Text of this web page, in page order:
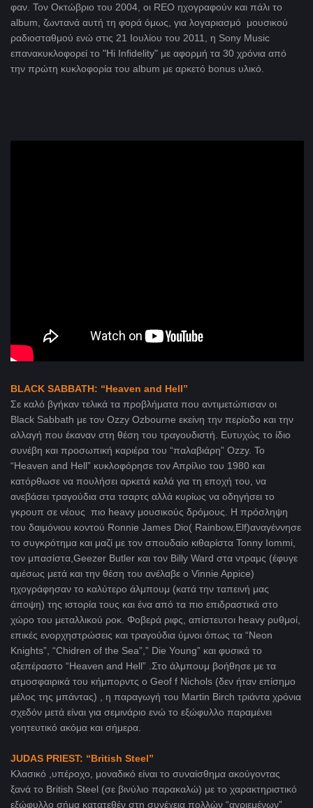
φαν. Τον Οκτώβριο του 2004, οι REO ηχογραφούν και πάλι το
album, ζωντανά αυτή τη φορά όμως, για λογαριασμό μουσικού
ραδιοσταθμού ενώ στις 21 Ιουλίου του 2011, η Sony Music
επανακυκλοφορεί το "Hi Infidelity" με αφορμή τα 30 χρόνια από
την πρώτη κυκλοφορία του album με αρκετό bonus υλικό.
BLACK SABBATH: “Heaven and Hell”
Σε καλό βγήκαν τελικά τα προβλήματα που αντιμετώπισαν οι
Black Sabbath με τον Ozzy Ozbourne εκείνη την περίοδο και την
αλλαγή που έκαναν στη θέση του τραγουδιστή. Ευτυχώς το ίδιο
συνέβη και προσωπική καριέρα του “παλαβιάρη” Ozzy. Το
“Heaven and Hell” κυκλοφόρησε τον Απρίλιο του 1980 και
κατόρθωσε να πουλήσει αρκετά καλά για τη εποχή του, να
ανεβάσει τραγούδια στα τσαρτς αλλά κυρίως να οδηγήσει το
γκρουπ σε νέους πιο heavy μουσικούς δρόμους. H πρόσληψη
του δαιμόνιου κοντού Ronnie James Dio( Rainbow,Elf)αναγέννησε
το συγκρότημα και μαζί με τον σπουδαίο κιθαρίστα Tonny Iommi,
τον μπασίστα,Geezer Butler και τον Billy Ward στα ντραμς (έφυγε
αμέσως μετά και την θέση του ανέλαβε ο Vinnie Appice)
ηχογράφησαν το καλύτερο άλμπουμ (κατά την ταπεινή μας
άποψη) της ιστορία τους και ένα από τα πιο επιδραστικά στο
χώρο του μεταλλικού ροκ. Φοβερά ριφς, απίστευτοι heavy ρυθμοί,
επικές ενορχηστρώσεις και τραγούδια ύμνοι όπως τα “Neon
Knights”, “Chidren of the Sea”,” Die Young” και φυσικά το
αξεπέραστο “Heaven and Hell” .Στο άλμπουμ βοήθησε με τα
ατμοσφαιρικά του κήμπορντς ο Geof f Nichols (δεν ήταν επίσημο
μέλος της μπάντας) , η παραγωγή του Martin Birch τριάντα χρόνια
σχεδόν μετά είναι για σεμινάριο ενώ το εξώφυλλο παραμένει
γοητευτικό ακόμα και σήμερα.
JUDAS PRIEST: “British Steel”
Κλασικό ,υπέροχο, μοναδικό είναι το συναίσθημα ακούγοντας
ξανά το British Steel (σε βινύλιο παρακαλώ) με το χαρακτηριστικό
εξώφυλλο σήμα κατατεθέν στη συνέχεια πολλών “αγριεμένων”